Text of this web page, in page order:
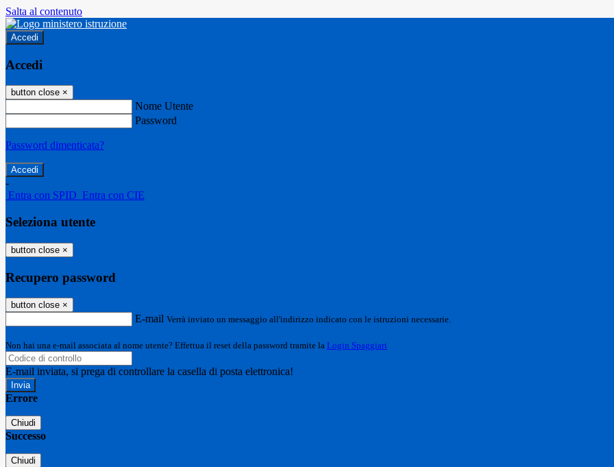
Salta al contenuto
Accedi
Accedi
button close ×
Nome Utente
Password
Password dimenticata?
-
Entra con SPID Entra con CIE
Seleziona utente
button close ×
Recupero password
button close ×
E-mail Verrà inviato un messaggio all'indirizzo indicato con le istruzioni necessarie.
Non hai una e-mail associata al nome utente? Effettua il reset della password tramite la Login Spaggiari
E-mail inviata, si prega di controllare la casella di posta elettronica!
Errore
Chiudi
Successo
Chiudi